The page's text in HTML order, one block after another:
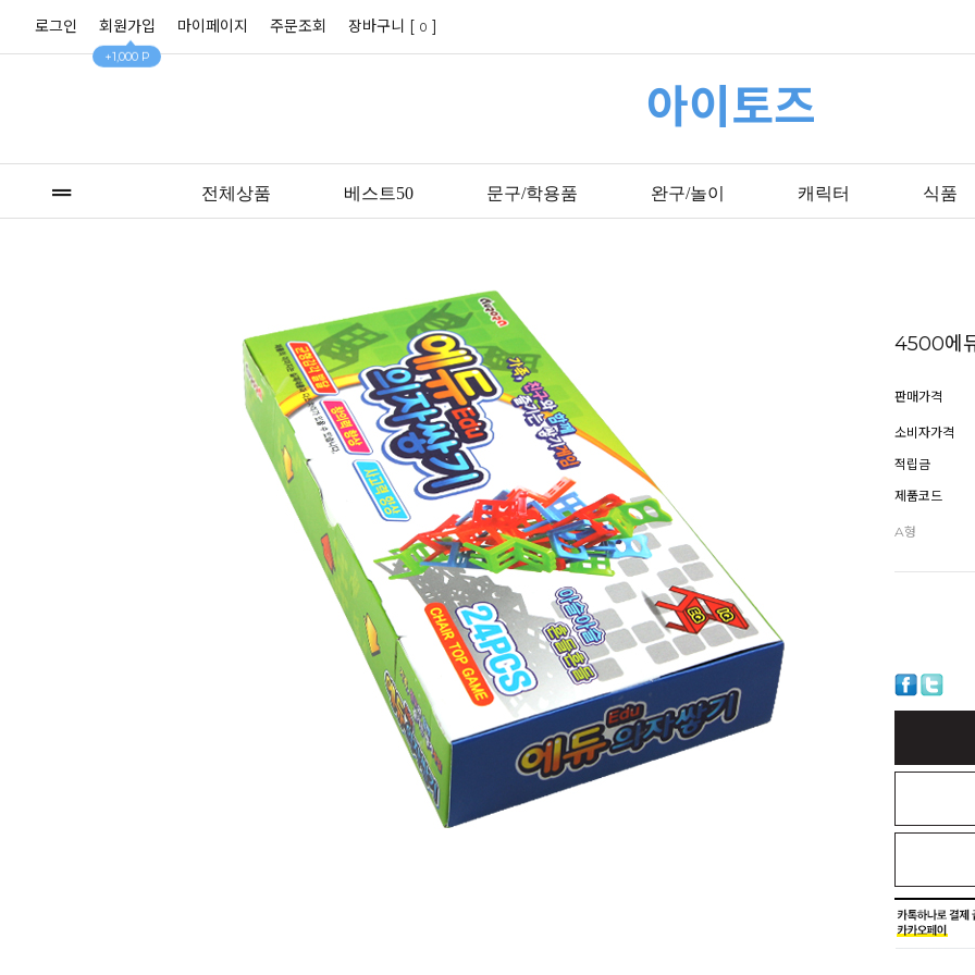
로그인 회원가입
+1,000 P
마이페이지 주문조회 장바구니 [ 0 ]
아이토즈
전체상품 베스트50 문구/학용품 완구/놀이 캐릭터 식품
4500에
판매가격
소비자가격
적립금
제품코드
A형